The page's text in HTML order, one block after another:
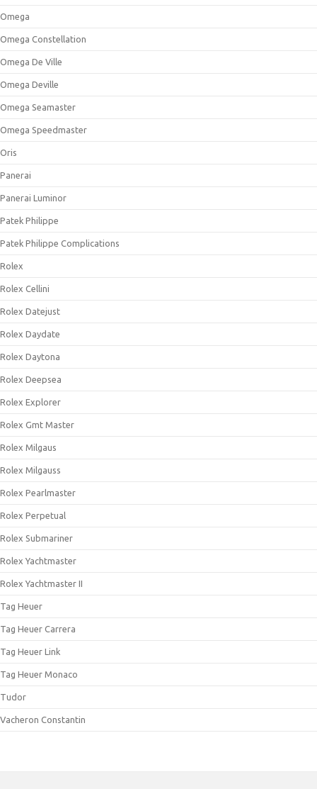
Omega
Omega Constellation
Omega De Ville
Omega Deville
Omega Seamaster
Omega Speedmaster
Oris
Panerai
Panerai Luminor
Patek Philippe
Patek Philippe Complications
Rolex
Rolex Cellini
Rolex Datejust
Rolex Daydate
Rolex Daytona
Rolex Deepsea
Rolex Explorer
Rolex Gmt Master
Rolex Milgaus
Rolex Milgauss
Rolex Pearlmaster
Rolex Perpetual
Rolex Submariner
Rolex Yachtmaster
Rolex Yachtmaster II
Tag Heuer
Tag Heuer Carrera
Tag Heuer Link
Tag Heuer Monaco
Tudor
Vacheron Constantin